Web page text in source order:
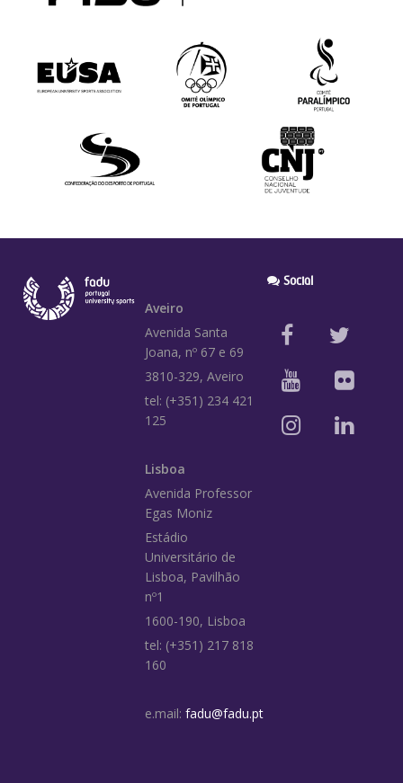
Aveiro
Avenida Santa
Joana, nº 67 e 69
3810-329, Aveiro
tel: (+351) 234 421
125
Lisboa
Avenida Professor
Egas Moniz
Estádio
Universitário de
Lisboa, Pavilhão
nº1
1600-190, Lisboa
tel: (+351) 217 818
160
e.mail: fadu@fadu.pt
Social